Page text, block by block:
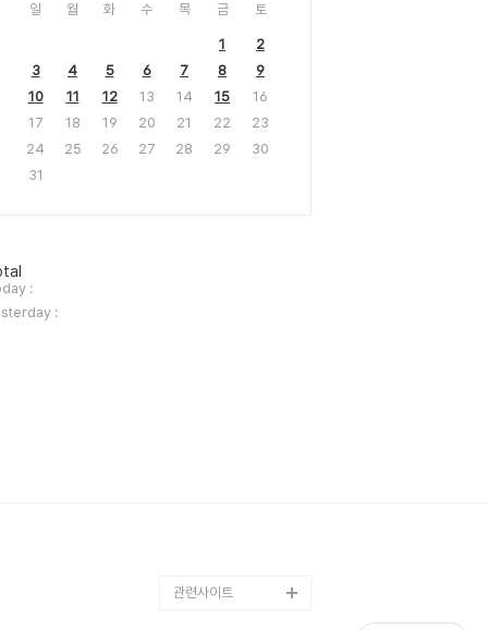
일 월 화 수 목 금 토
1
2
3
4 5 6 7 8
9
10
11 12 13 14 15
16
17
18 19 20 21 22
23
24
25 26 27 28 29
30
31
:
:
관련사이트